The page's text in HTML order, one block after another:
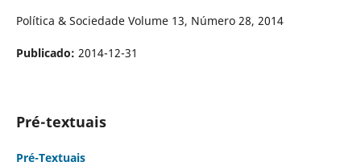
Política & Sociedade Volume 13, Número 28, 2014
Publicado: 2014-12-31
Pré-textuais
Pré-Textuais